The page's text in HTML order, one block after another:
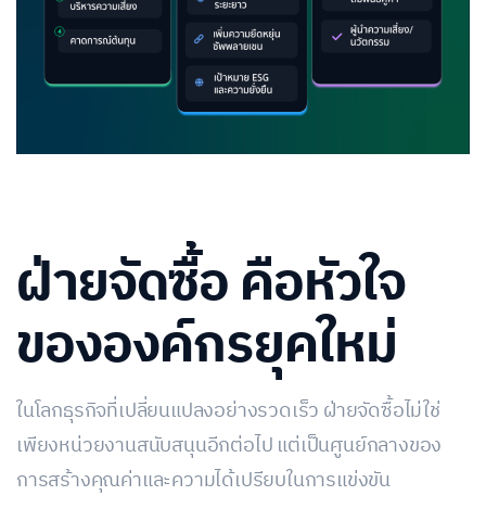
ฝ่ายจัดซื้อ คือหัวใจ
ขององค์กรยุคใหม่
ในโลกธุรกิจที่เปลี่ยนแปลงอย่างรวดเร็ว ฝ่ายจัดซื้อไม่ใช่
เพียงหน่วยงานสนับสนุนอีกต่อไป แต่เป็นศูนย์กลางของ
การสร้างคุณค่าและความได้เปรียบในการแข่งขัน